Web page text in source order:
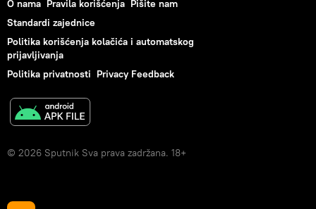
O nama Pravila korišćenja Pišite nam
Standardi zajednice
Politika korišćenja kolačića i automatskog
prijavljivanja
Politika privatnosti Privacy Feedback
© 2026 Sputnik Sva prava zadržana. 18+